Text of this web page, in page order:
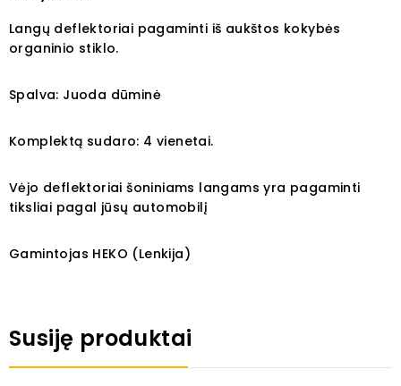
Langų deflektoriai pagaminti iš aukštos kokybės
organinio stiklo.
Spalva: Juoda dūminė
Komplektą sudaro: 4 vienetai.
Vėjo deflektoriai šoniniams langams yra pagaminti
tiksliai pagal jūsų automobilį
Gamintojas HEKO (Lenkija)
Susiję produktai